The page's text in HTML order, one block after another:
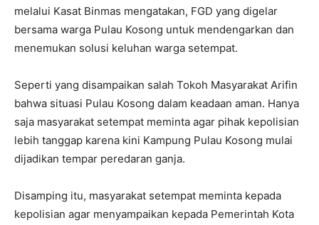
melalui Kasat Binmas mengatakan, FGD yang digelar
bersama warga Pulau Kosong untuk mendengarkan dan
menemukan solusi keluhan warga setempat.
Seperti yang disampaikan salah Tokoh Masyarakat Arifin
bahwa situasi Pulau Kosong dalam keadaan aman. Hanya
saja masyarakat setempat meminta agar pihak kepolisian
lebih tanggap karena kini Kampung Pulau Kosong mulai
dijadikan tempar peredaran ganja.
Disamping itu, masyarakat setempat meminta kepada
kepolisian agar menyampaikan kepada Pemerintah Kota